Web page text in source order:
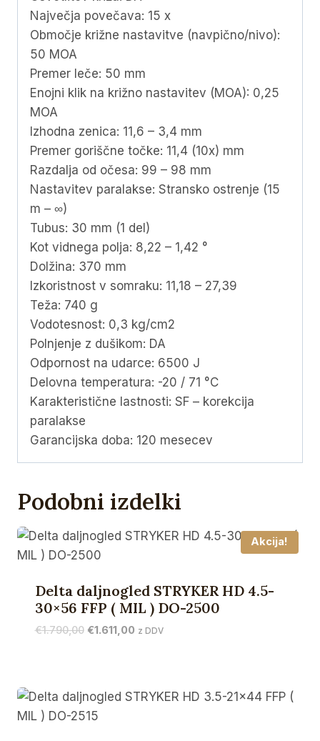
Največja povečava: 15 x
Območje križne nastavitve (navpično/nivo):
50 MOA
Premer leče: 50 mm
Enojni klik na križno nastavitev (MOA): 0,25
MOA
Izhodna zenica: 11,6 – 3,4 mm
Premer goriščne točke: 11,4 (10x) mm
Razdalja od očesa: 99 – 98 mm
Nastavitev paralakse: Stransko ostrenje (15
m – ∞)
Tubus: 30 mm (1 del)
Kot vidnega polja: 8,22 – 1,42 °
Dolžina: 370 mm
Izkoristnost v somraku: 11,18 – 27,39
Teža: 740 g
Vodotesnost: 0,3 kg/cm2
Polnjenje z dušikom: DA
Odpornost na udarce: 6500 J
Delovna temperatura: -20 / 71 °C
Karakteristične lastnosti: SF – korekcija
paralakse
Garancijska doba: 120 mesecev
Podobni izdelki
Akcija!
Delta daljnogled STRYKER HD 4.5-
30×56 FFP ( MIL ) DO-2500
€1.790,00 Izvirna
€1.790,00.
€1.611,00Trenutna
z DDV